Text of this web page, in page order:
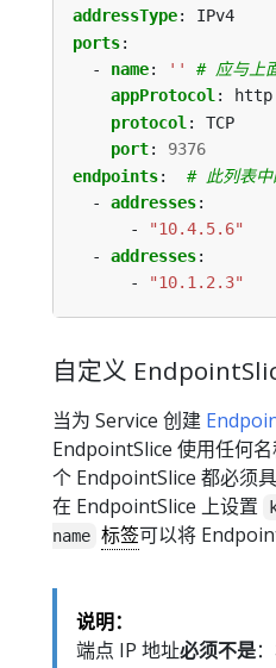
addressType:
IPv4
ports:
- name: ''
# 应与上
appProtocol:
http
protocol :
TCP
port:
9376
endpoints:
# 此列表中
- addresses:
-
"10.4.5.6"
- addresses:
-
"10.1.2.3"
自定义
当为 Service 创建
EndpointSlice 使用任何
个 EndpointSlice 都必须
在 EndpointSlice 上设置
name 标签可以将
说明：
端点 IP 地址必须不是